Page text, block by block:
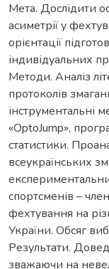
Мета. Дослідити
асиметрії у
орієнтації
індивідуальних
Методи. Аналіз
протоколів
інструментальні
«OptoJump»,
статистики.
всеукраїнських
спортсменів –
фехтування на
України. Обсяг
Результати.
зважаючи на